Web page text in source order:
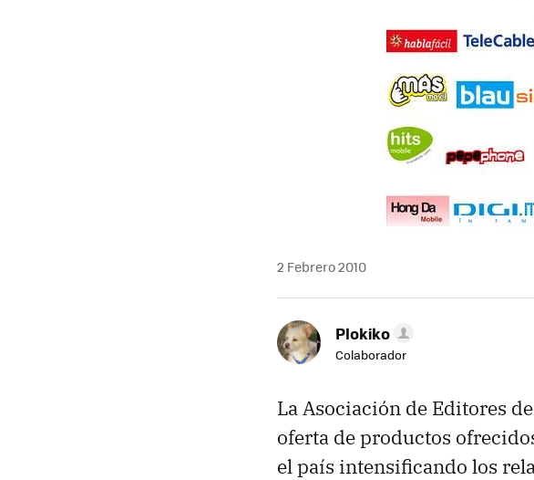
2 Febrero 2010
Plokiko
Colaborador
La Asociación de Editores
oferta de productos
el país intensificando los